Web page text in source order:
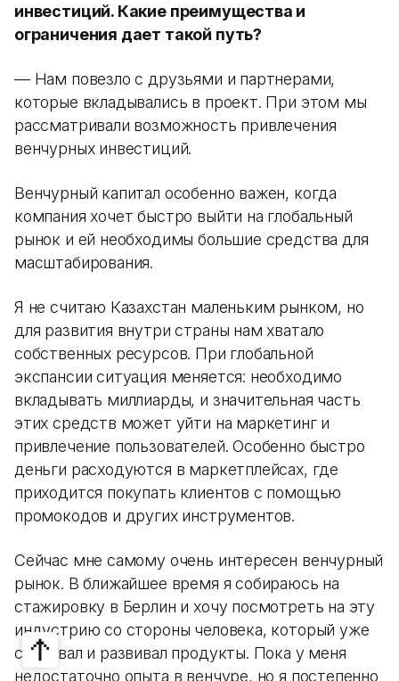
инвестиций. Какие преимущества и
ограничения дает такой путь?
— Нам повезло с друзьями и партнерами,
которые вкладывались в проект. При этом мы
рассматривали возможность привлечения
венчурных инвестиций.
Венчурный капитал особенно важен, когда
компания хочет быстро выйти на глобальный
рынок и ей необходимы большие средства для
масштабирования.
Я не считаю Казахстан маленьким рынком, но
для развития внутри страны нам хватало
собственных ресурсов. При глобальной
экспансии ситуация меняется: необходимо
вкладывать миллиарды, и значительная часть
этих средств может уйти на маркетинг и
привлечение пользователей. Особенно быстро
деньги расходуются в маркетплейсах, где
приходится покупать клиентов с помощью
промокодов и других инструментов.
Сейчас мне самому очень интересен венчурный
рынок. В ближайшее время я собираюсь на
стажировку в Берлин и хочу посмотреть на эту
индустрию со стороны человека, который уже
создавал и развивал продукты. Пока у меня
недостаточно опыта в венчуре, но я постепенно